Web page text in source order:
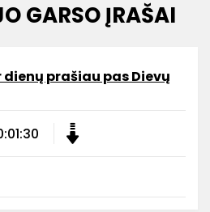
GARSO ĮRAŠAI
dienų prašiau pas Dievų